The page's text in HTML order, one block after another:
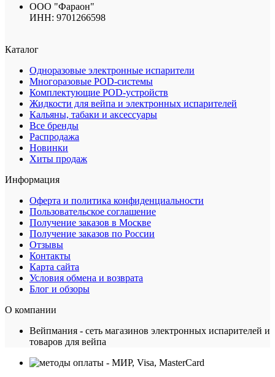
ООО "Фараон"
ИНН: 9701266598
Каталог
Одноразовые электронные испарители
Многоразовые POD-системы
Комплектующие POD-устройств
Жидкости для вейпа и электронных испарителей
Кальяны, табаки и аксессуары
Все бренды
Распродажа
Новинки
Хиты продаж
Информация
Оферта и политика конфиденциальности
Пользовательское соглашение
Получение заказов в Москве
Получение заказов по России
Отзывы
Контакты
Карта сайта
Условия обмена и возврата
Блог и обзоры
О компании
Вейпмания - сеть магазинов электронных испарителей и
товаров для вейпа